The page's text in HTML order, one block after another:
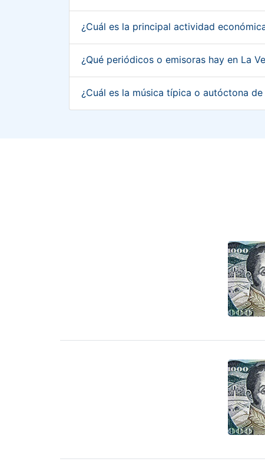
¿Cuál es la principal actividad
¿Qué periódicos o emisoras hay en La
¿Cuál es la música típica o autóctona